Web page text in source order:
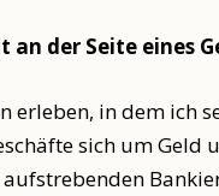
an der Seite eines
in dem ich
sich um